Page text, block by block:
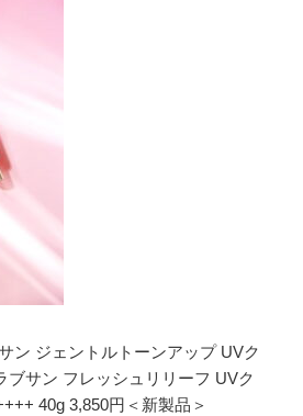
ン ジェントルトーンアップ UVク
ブサン フレッシュリリーフ UVク
40g 3,850円＜新製品＞